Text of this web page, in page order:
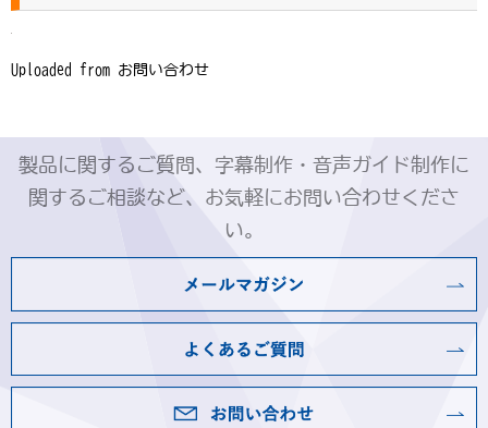
Uploaded from お問い合わせ
製品に関するご質問、字幕制作・音声ガイド制作に
関するご相談など、お気軽にお問い合わせくださ
い。